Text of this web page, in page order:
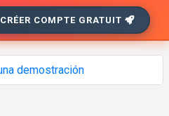
CRÉER COMPTE GRATUIT